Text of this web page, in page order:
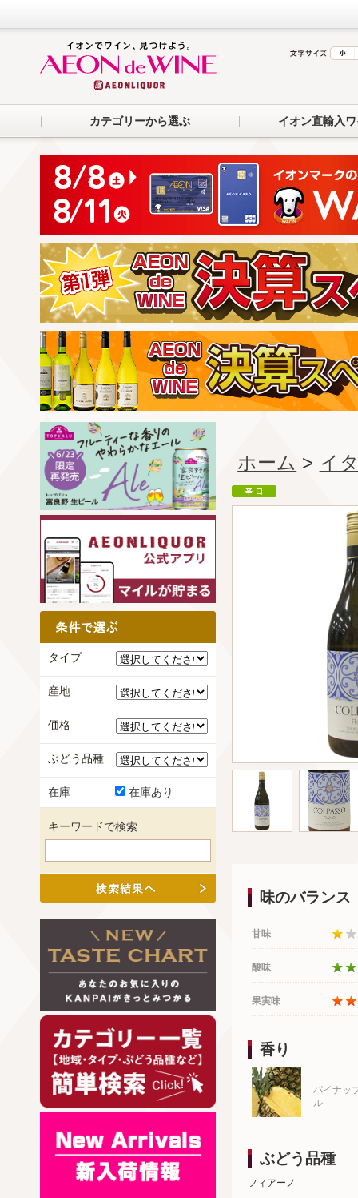
カテゴリーから選ぶ イオン直輸入
ホーム > イ
味のバランス
甘味
酸味
果実味
香り
パイナッ
ル
ぶどう品種
フィアーノ
タイプ
産地
価格
ぶどう品種
在庫 在庫あり
キーワードで検索